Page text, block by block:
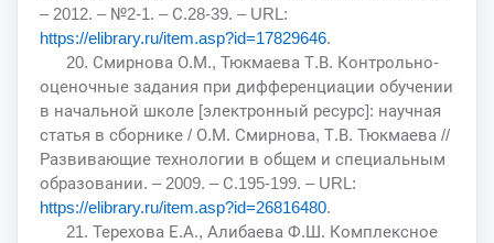
– 2012. – №2-1. – С.28-39. – URL:
https://elibrary.ru/item.asp?id=17829646.
20. Смирнова О.М., Тюкмаева Т.В. Контрольно-
оценочные задания при дифференциации обучении
в начальной школе [электронный ресурс]: научная
статья в сборнике / О.М. Смирнова, Т.В. Тюкмаева //
Развивающие технологии в общем и специальным
образовании. – 2009. – С.195-199. – URL:
https://elibrary.ru/item.asp?id=26816480.
21. Терехова Е.А., Алибаева Ф.Ш. Комплексное